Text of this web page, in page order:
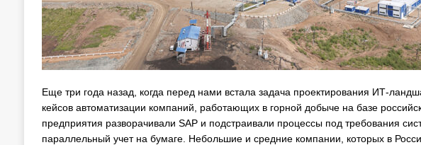
Еще три года назад, когда перед нами встала задача проектирования ИТ-
кейсов автоматизации компаний, работающих в горной добыче на базе
предприятия разворачивали SAP и подстраивали процессы под требования
параллельный учет на бумаге. Небольшие и средние компании, которых в